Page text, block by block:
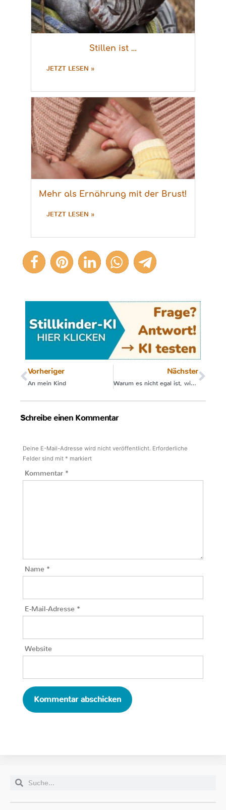
Stillen ist …
JETZT LESEN »
Mehr als Ernährung mit der Brust!
JETZT LESEN »
Vorheriger
An mein Kind
Nächster
Warum es nicht egal ist, wie Dein Baby geboren wird
Schreibe einen Kommentar
Deine E-Mail-Adresse wird nicht veröffentlicht. Erforderliche
Felder sind mit * markiert
Kommentar *
Name *
E-Mail-Adresse *
Website